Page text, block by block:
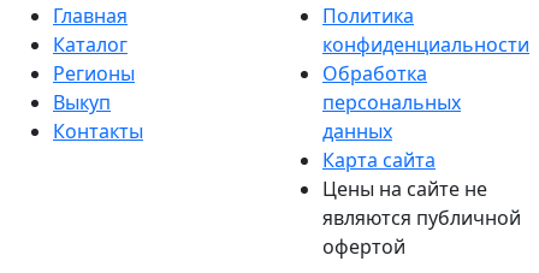
Главная
Каталог
Регионы
Выкуп
Контакты
Политика
конфиденциальности
Обработка
персональных
данных
Карта сайта
Цены на сайте не
являются публичной
офертой